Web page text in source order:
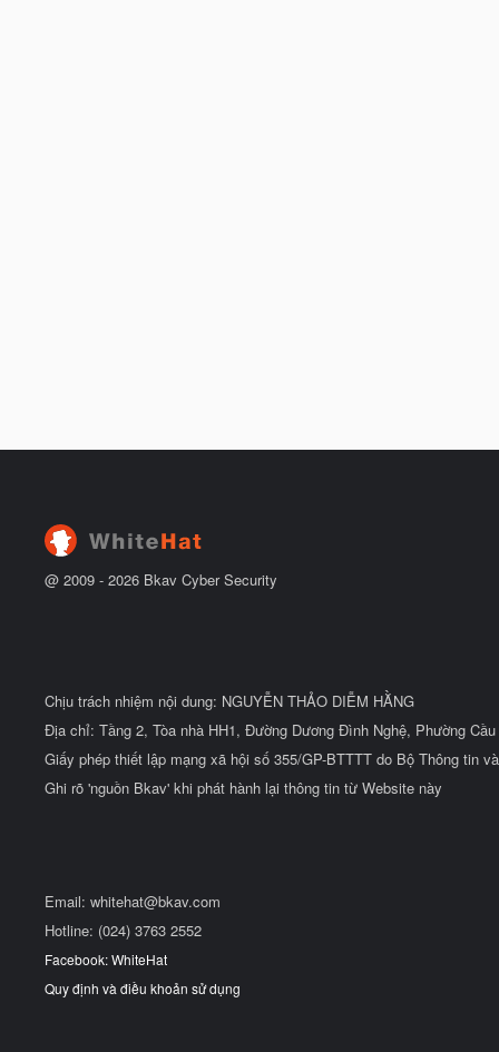
@ 2009 - 2026 Bkav Cyber Security
Chịu trách nhiệm nội dung: NGUYỄN THẢO DIỄM HẰNG
Địa chỉ: Tầng 2, Tòa nhà HH1, Đường Dương Đình Nghệ, Phường
Giấy phép thiết lập mạng xã hội số 355/GP-BTTTT do Bộ Thông tin
Ghi rõ 'nguồn Bkav' khi phát hành lại thông tin từ Website này
Email: whitehat@bkav.com
Hotline: (024) 3763 2552
Facebook: WhiteHat
Quy định và điều khoản sử dụng